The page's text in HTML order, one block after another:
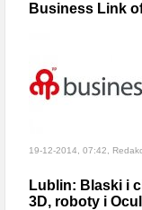
Business Link
19-12-2014, 07:42,
Lublin: Blaski i
3D, roboty i